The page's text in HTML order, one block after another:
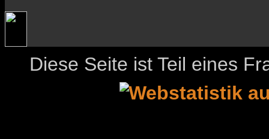
Diese Seite ist Teil eines